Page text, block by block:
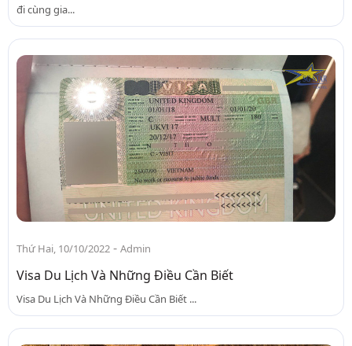
đi cùng gia...
Thứ Hai, 10/10/2022 - Admin
Visa Du Lịch Và Những Điều Cần Biết
Visa Du Lịch Và Những Điều Cần Biết ...